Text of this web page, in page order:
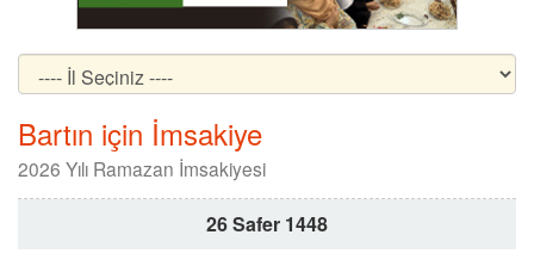
Bartın için İmsakiye
2026 Yılı Ramazan İmsakiyesi
26 Safer 1448